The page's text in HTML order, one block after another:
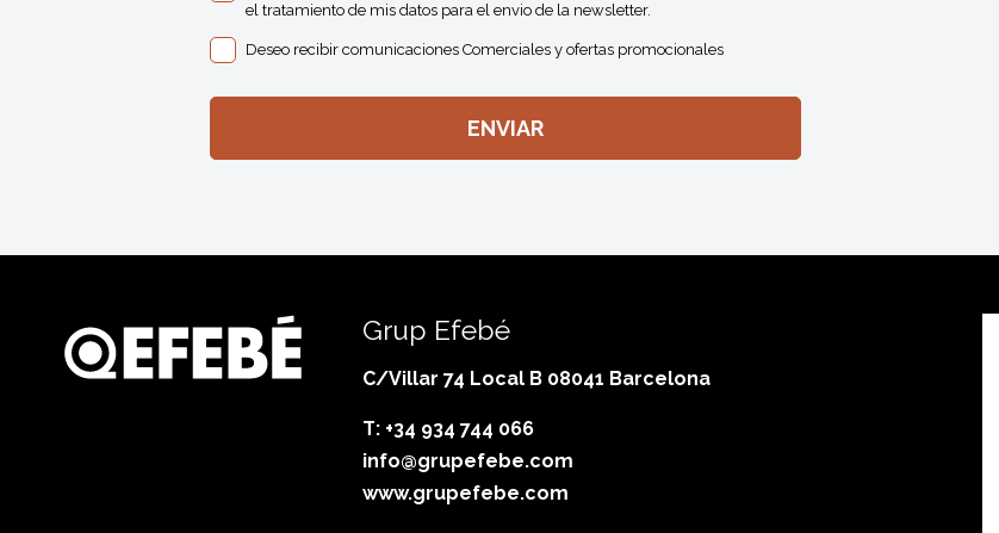
el tratamiento de mis datos para el envio de la newsletter.
Deseo recibir comunicaciones Comerciales y ofertas promocionales
Grup Efebé
C/Villar 74 Local B 08041 Barcelona
T: +34 934 744 066
info@grupefebe.com
www.grupefebe.com